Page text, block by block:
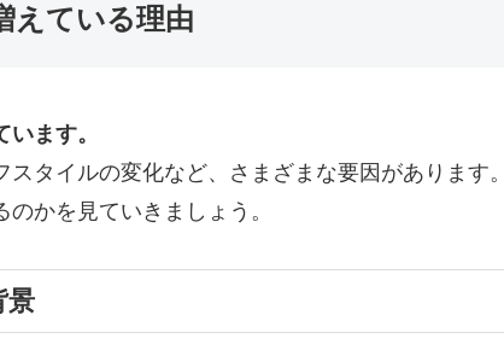
えている理由
ます。
タイルの変化など、さまざまな要因があります
かを見ていきましょう。
景